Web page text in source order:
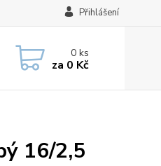
Přihlášení
0ks
za 0 Kč
16/2,5